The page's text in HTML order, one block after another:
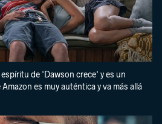
de 'Dawson crece' y es un
es muy auténtica y va más allá